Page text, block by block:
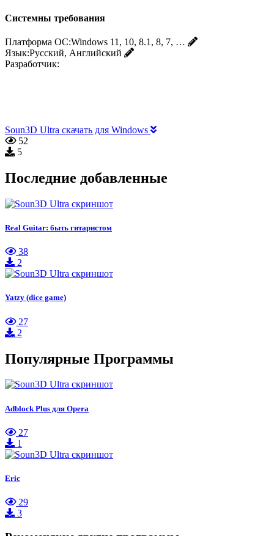
Системны требования
Платформа ОС:Windows 11, 10, 8.1, 8, 7, …
Язык:Русский, Английский
Разработчик:
Soun3D Ultra скачать для Windows
52
5
Последние добавленные
Real Guitar: быть гитаристом
38
2
Yatzy (dice game)
27
2
Популярные Программы
Adblock Plus для Opera
27
1
Eric
29
3